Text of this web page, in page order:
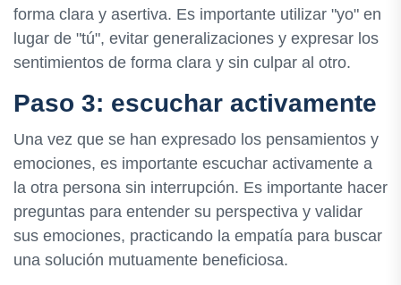
forma clara y asertiva. Es importante utilizar "yo" en
lugar de "tú", evitar generalizaciones y expresar los
sentimientos de forma clara y sin culpar al otro.
Paso 3: escuchar activamente
Una vez que se han expresado los pensamientos y
emociones, es importante escuchar activamente a
la otra persona sin interrupción. Es importante hacer
preguntas para entender su perspectiva y validar
sus emociones, practicando la empatía para buscar
una solución mutuamente beneficiosa.